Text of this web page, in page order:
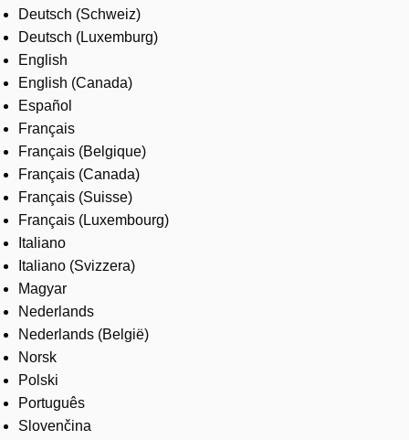
Where to buy
Contact us
Careers
Deutsch (Schweiz)
Deutsch (Luxemburg)
English
English (Canada)
Español
Français
Français (Belgique)
Français (Canada)
Français (Suisse)
Français (Luxembourg)
Italiano
Italiano (Svizzera)
Magyar
Nederlands
Nederlands (België)
Norsk
Polski
Português
Slovenčina